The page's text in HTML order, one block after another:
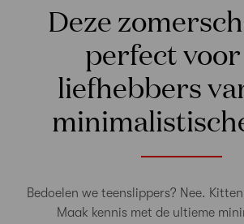
Deze
perfect
liefhebbers
Bedoelen we teenslippers? Nee.
Maak kennis met de ultieme